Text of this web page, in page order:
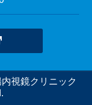
視鏡クリニック